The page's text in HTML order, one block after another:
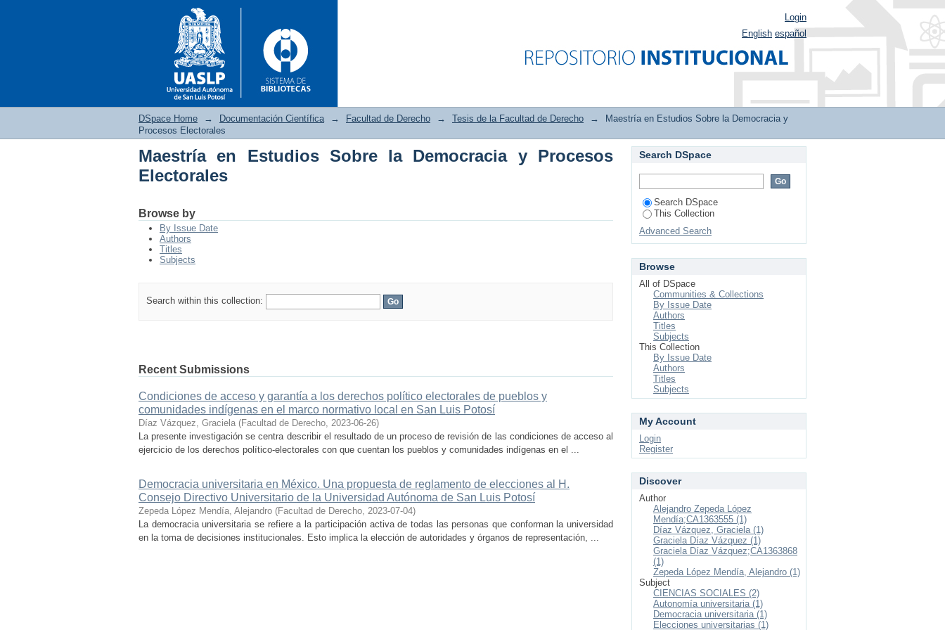
Maestría en Estudios Sobre la Democracia y Procesos Electorales
Login
English español
DSpace Home → Documentación Científica → Facultad de Derecho → Tesis de la Facultad de Derecho →
Maestría en Estudios Sobre la Democracia y
Procesos Electorales
Maestría en Estudios Sobre la Democracia y Procesos
Electorales
Browse by
By Issue Date
Authors
Titles
Subjects
Search within this collection:
Recent Submissions
Condiciones de acceso y garantía a los derechos político electorales de pueblos y
comunidades indígenas en el marco normativo local en San Luis Potosí
Díaz Vázquez, Graciela (Facultad de Derecho, 2023-06-26)
La presente investigación se centra describir el resultado de un proceso de revisión de las condiciones de acceso al
ejercicio de los derechos político-electorales con que cuentan los pueblos y comunidades indígenas en el ...
Democracia universitaria en México. Una propuesta de reglamento de elecciones al H.
Consejo Directivo Universitario de la Universidad Autónoma de San Luis Potosí
Zepeda López Mendía, Alejandro (Facultad de Derecho, 2023-07-04)
La democracia universitaria se refiere a la participación activa de todas las personas que conforman la universidad
en la toma de decisiones institucionales. Esto implica la elección de autoridades y órganos de representación, ...
Search DSpace
Search DSpace
This Collection
Advanced Search
Browse
All of DSpace
Communities & Collections
By Issue Date
Authors
Titles
Subjects
This Collection
By Issue Date
Authors
Titles
Subjects
My Account
Login
Register
Discover
Author
Alejandro Zepeda López
Mendía;CA1363555 (1)
Díaz Vázquez, Graciela (1)
Graciela Díaz Vázquez (1)
Graciela Díaz Vázquez;CA1363868
(1)
Zepeda López Mendía, Alejandro (1)
Subject
CIENCIAS SOCIALES (2)
Autonomía universitaria (1)
Democracia universitaria (1)
Elecciones universitarias (1)